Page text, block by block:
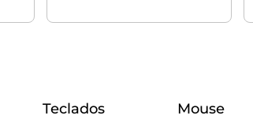
actual
Teclados Mouse